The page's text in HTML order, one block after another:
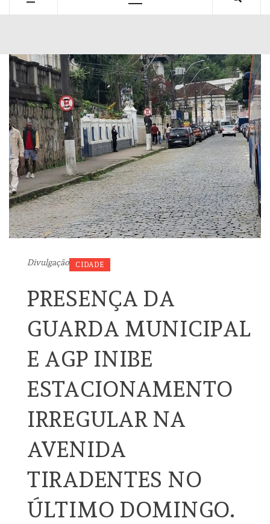
Divulgação CIDADE
PRESENÇA DA
GUARDA MUNICIPAL
E AGP INIBE
ESTACIONAMENTO
IRREGULAR NA
AVENIDA
TIRADENTES NO
ÚLTIMO DOMINGO.